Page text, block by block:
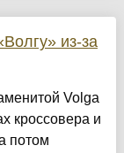
из-за
Volga
кроссовера и
потом